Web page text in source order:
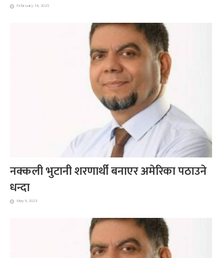
February 14, 2025
नक्कली भुटानी शरणार्थी बनाएर अमेरिका पठाउने
धन्दा
May 9, 2023